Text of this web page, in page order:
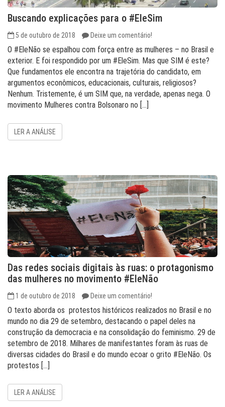
Buscando explicações para o #EleSim
5 de outubro de 2018 Deixe um comentário!
O #EleNão se espalhou com força entre as mulheres – no Brasil e
exterior. E foi respondido por um #EleSim. Mas que SIM é este?
Que fundamentos ele encontra na trajetória do candidato, em
argumentos econômicos, educacionais, culturais, religiosos?
Nenhum. Tristemente, é um SIM que, na verdade, apenas nega. O
movimento Mulheres contra Bolsonaro no […]
LER A ANÁLISE
Das redes sociais digitais às ruas: o protagonismo
das mulheres no movimento #EleNão
1 de outubro de 2018 Deixe um comentário!
O texto aborda os protestos históricos realizados no Brasil e no
mundo no dia 29 de setembro, destacando o papel deles na
construção da democracia e na consolidação do feminismo. 29 de
setembro de 2018. Milhares de manifestantes foram às ruas de
diversas cidades do Brasil e do mundo ecoar o grito #EleNão. Os
protestos […]
LER A ANÁLISE